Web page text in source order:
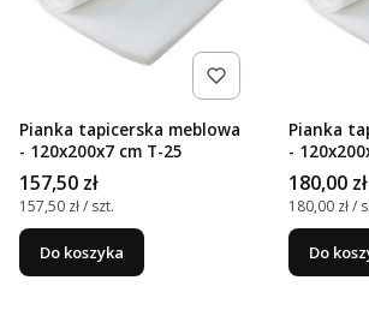
Pianka tapicerska meblowa
- 120x200x7 cm T-25
Cena
157,50 zł
Cena jednostkowa
157,50 zł / szt.
Do koszyka
Pianka
-
Cena
180,00 zł
Cena
180,00 zł /
Do